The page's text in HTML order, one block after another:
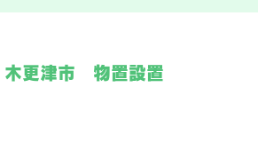
更津市 物置設置